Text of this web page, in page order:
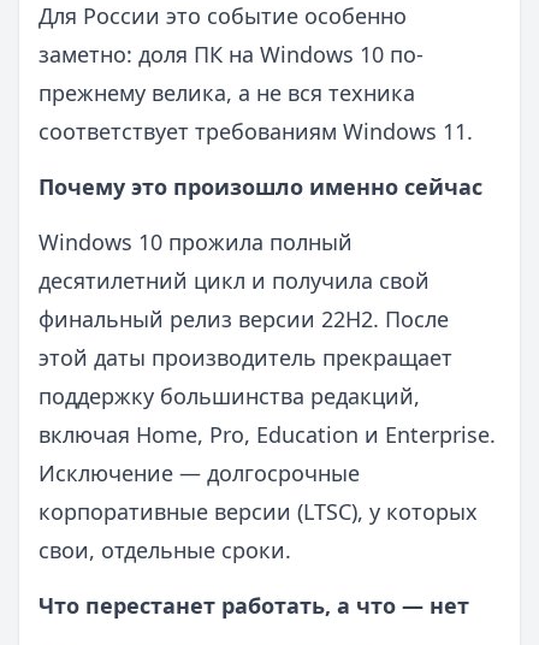
Для России это событие особенно
заметно: доля ПК на Windows 10 по-
прежнему велика, а не вся техника
соответствует требованиям Windows 11.
Почему это произошло именно сейчас
Windows 10 прожила полный
десятилетний цикл и получила свой
финальный релиз версии 22H2. После
этой даты производитель прекращает
поддержку большинства редакций,
включая Home, Pro, Education и Enterprise.
Исключение — долгосрочные
корпоративные версии (LTSC), у которых
свои, отдельные сроки.
Что перестанет работать, а что — нет